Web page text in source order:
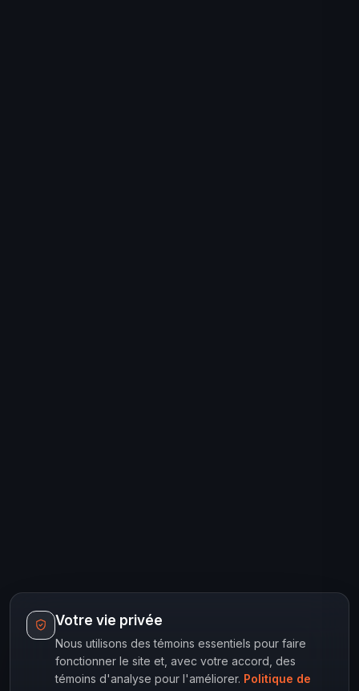
Votre vie privée
Nous utilisons des témoins essentiels pour faire
fonctionner le site et, avec votre accord, des
témoins d'analyse pour l'améliorer. Politique de